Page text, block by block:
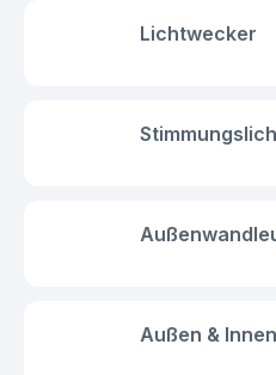
Lichtwecker
Außen & Innen